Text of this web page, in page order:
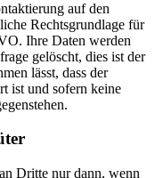
auf den
Rechtsgrundlage für
Ihre Daten werden
gelöscht, dies ist der
lässt, dass der
ist und sofern keine
Dritte nur dann, wenn